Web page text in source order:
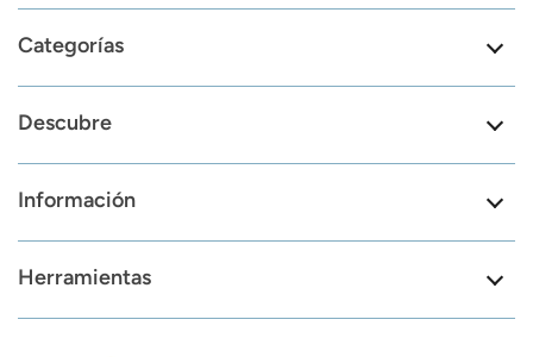
Categorías
Descubre
Información
Herramientas